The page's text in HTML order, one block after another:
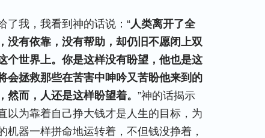
了我，我看到神的话说：“人类离开了全
没有依靠，没有帮助，却仍旧不愿闭上双
个世界上。你是这样没有盼望，他也是这
会拯救那些在苦害中呻吟又苦盼他来到的
而，人还是这样盼望着。 ”神的话揭示
以为靠着自己挣大钱才是人生的目标，为
器一样拼命地运转着，不但钱没挣着，